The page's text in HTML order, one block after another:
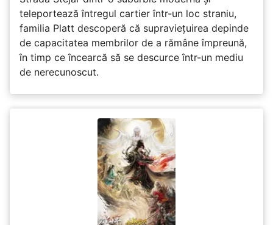
teleportează întregul cartier într-un loc straniu,
familia Platt descoperă că supraviețuirea depinde
de capacitatea membrilor de a rămâne împreună,
în timp ce încearcă să se descurce într-un mediu
de nerecunoscut.